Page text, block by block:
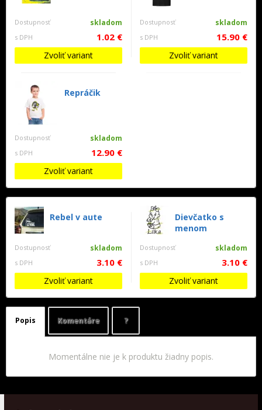
Dostupnosť skladom
s DPH 1.02 €
Zvoliť variant
Dostupnosť skladom
s DPH 15.90 €
Zvoliť variant
Repráčik
Dostupnosť skladom
s DPH 12.90 €
Zvoliť variant
Rebel v aute
Dostupnosť skladom
s DPH 3.10 €
Zvoliť variant
Dievčatko s
menom
Dostupnosť skladom
s DPH 3.10 €
Zvoliť variant
Popis Komentáre ?
Momentálne nie je k produktu žiadny popis.